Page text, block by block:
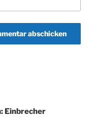
Einbrecher